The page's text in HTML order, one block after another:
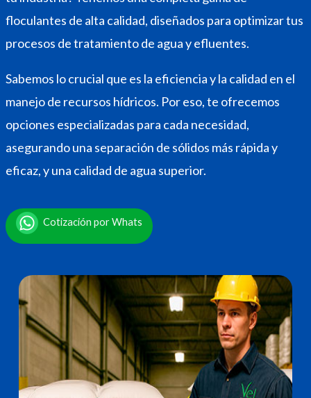
floculantes de alta calidad, diseñados para optimizar tus
procesos de tratamiento de agua y efluentes.
Sabemos lo crucial que es la eficiencia y la calidad en el
manejo de recursos hídricos. Por eso, te ofrecemos
opciones especializadas para cada necesidad,
asegurando una separación de sólidos más rápida y
eficaz, y una calidad de agua superior.
Cotización por Whats